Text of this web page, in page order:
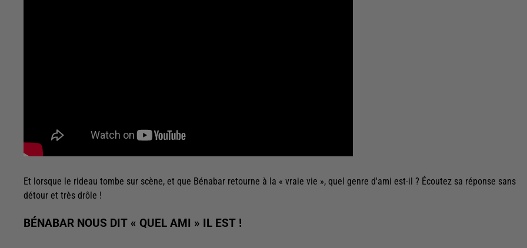
Et lorsque le rideau tombe sur scène, et que Bénabar retourne à la « vraie vie », quel genre d'ami est-il ? Écoutez sa réponse sans
détour et très drôle !
BÉNABAR NOUS DIT « QUEL AMI » IL EST !